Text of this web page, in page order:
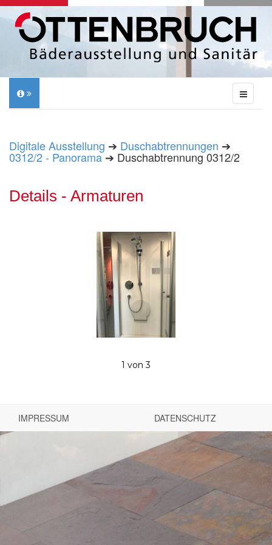
Digitale Ausstellung ➔ Duschabtrennungen ➔
0312/2 - Panorama➔ Duschabtrennung 0312/2
Details - Armaturen
1 von 3
IMPRESSUM DATENSCHUTZ